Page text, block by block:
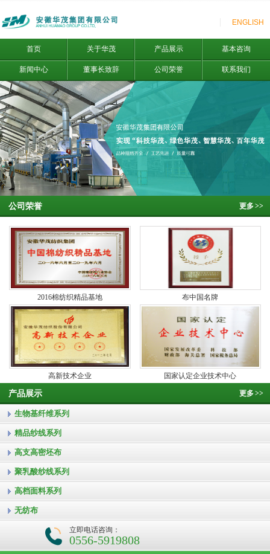
ENGLISH
首页 关于华茂 产品展示 基本咨询
新闻中心 董事长致辞 公司荣誉 联系我们
更多>>
公司荣誉
2016棉纺织精品基地 布中国名牌
高新技术企业 国家认定企业技术中心
更多>>
产品展示
生物基纤维系列
精品纱线系列
高支高密坯布
聚乳酸纱线系列
高档面料系列
无纺布
立即电话咨询：
0556-5919808